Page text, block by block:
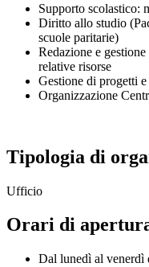
Supporto scolastico:
Diritto allo studio
scuole paritarie)
Redazione e
relative risorse
Gestione di progetti
Organizzazione
Tipologia di
Ufficio
Orari di
Dal lunedì al venerdì